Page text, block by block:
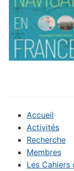
Accueil
Activités
Recherche
Membres
Les Cahiers